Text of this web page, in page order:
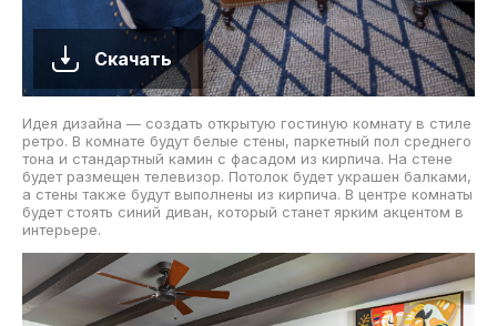
Скачать
Идея дизайна — создать открытую гостиную комнату в стиле
ретро. В комнате будут белые стены, паркетный пол среднего
тона и стандартный камин с фасадом из кирпича. На стене
будет размещен телевизор. Потолок будет украшен балками,
а стены также будут выполнены из кирпича. В центре комнаты
будет стоять синий диван, который станет ярким акцентом в
интерьере.